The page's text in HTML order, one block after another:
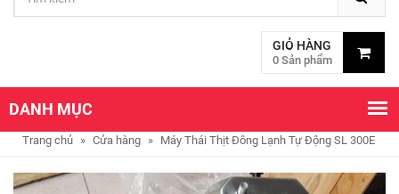
GIỎ HÀNG
0 Sản phẩm
DANH MỤC
Trang chủ » Cửa hàng » Máy Thái Thịt Đông Lạnh Tự Động SL 300E